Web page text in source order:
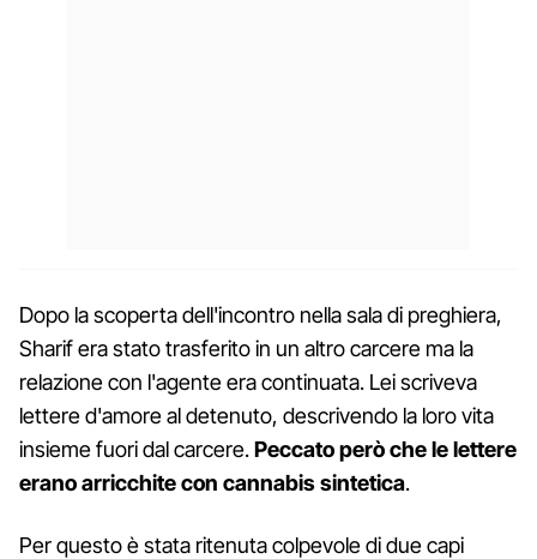
Dopo la scoperta dell'incontro nella sala di preghiera,
Sharif era stato trasferito in un altro carcere ma la
relazione con l'agente era continuata. Lei scriveva
lettere d'amore al detenuto, descrivendo la loro vita
insieme fuori dal carcere.Peccato però che le lettere
erano arricchite con cannabis sintetica.
Per questo è stata ritenuta colpevole di due capi